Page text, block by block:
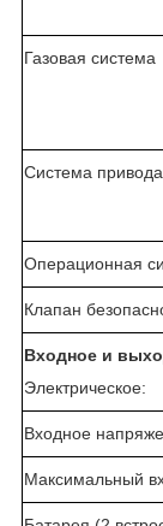
Газовая система
Система привода
Операционная
Клапан
Входное и
Электрическое:
Входное
Максимальный